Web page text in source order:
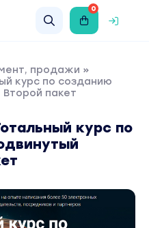
0
продажи »
курс по созданию
Второй пакет
курс по